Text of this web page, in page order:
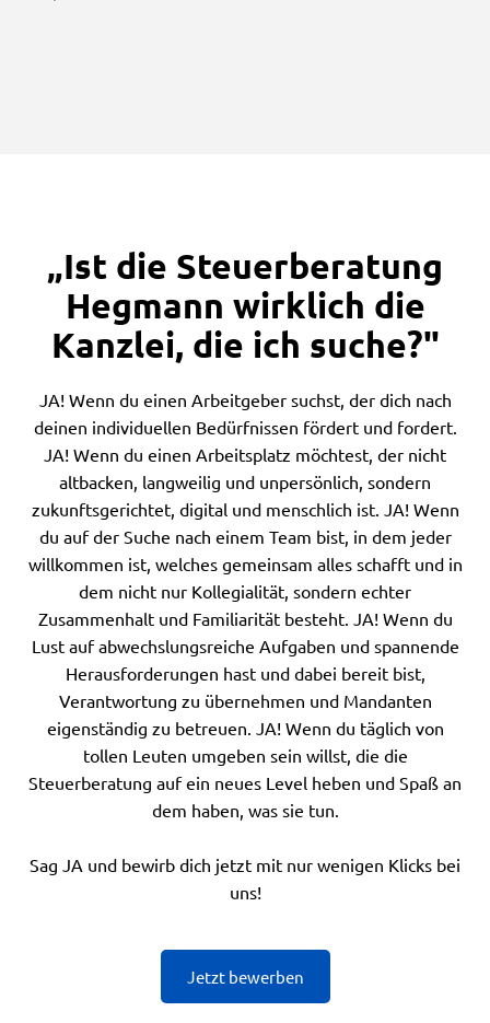
„Ist die Steuerberatung
Hegmann wirklich die
Kanzlei, die ich suche?"
JA! Wenn du einen Arbeitgeber suchst, der dich nach
deinen individuellen Bedürfnissen fördert und fordert.
JA! Wenn du einen Arbeitsplatz möchtest, der nicht
altbacken, langweilig und unpersönlich, sondern
zukunftsgerichtet, digital und menschlich ist. JA! Wenn
du auf der Suche nach einem Team bist, in dem jeder
willkommen ist, welches gemeinsam alles schafft und in
dem nicht nur Kollegialität, sondern echter
Zusammenhalt und Familiarität besteht. JA! Wenn du
Lust auf abwechslungsreiche Aufgaben und spannende
Herausforderungen hast und dabei bereit bist,
Verantwortung zu übernehmen und Mandanten
eigenständig zu betreuen. JA! Wenn du täglich von
tollen Leuten umgeben sein willst, die die
Steuerberatung auf ein neues Level heben und Spaß an
dem haben, was sie tun.
Sag JA und bewirb dich jetzt mit nur wenigen Klicks bei
uns!
Jetzt bewerben